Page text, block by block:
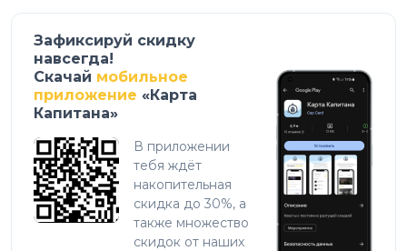
Зафиксируй скидку
навсегда!
Скачай мобильное
приложение «Карта
Капитана»
В приложении
тебя ждёт
накопительная
скидка до 30%, а
также множество
скидок от наших